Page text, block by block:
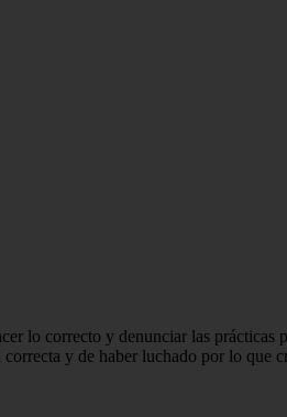
lo correcto y denunciar las prácticas
y de haber luchado por lo que